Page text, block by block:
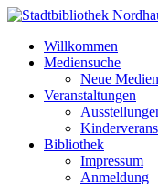
Willkommen
Mediensuche
Neue Medien
Veranstaltungen
Bibliothek
Impressum
Anmeldung